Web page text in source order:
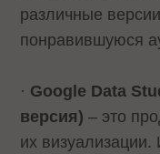
различные
понравившуюся
· Google Data
версия) – это
их визуализации.